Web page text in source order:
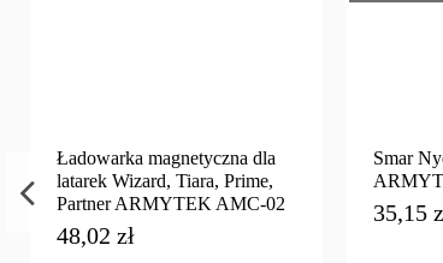
Ładowarka magnetyczna dla
latarek Wizard, Tiara, Prime,
Partner ARMYTEK AMC-02
48,02 zł
Smar
35,15